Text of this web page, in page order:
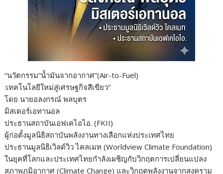
“นวัตกรรม”น้ำมันจากอากาศ”(Air-to-Fuel)
:เทคโนโลยีใหม่สู่เศรษฐกิจสีเขียว”
โดย นายอลงกรณ์ พลบุตร
มิสเตอร์เอทานอล
ประธานสถาบันเอฟเคไอไอ. (FKII)
ผู้ก่อตั้งมูลนิธิสถาบันพลังงานทางเลือกแห่งประเทศไทย
ประธานมูลนิธิเวิลด์วิว ไคลเมท (Worldview Climate Foundation)
ในยุคที่โลกและประเทศไทยกำลังเผชิญกับวิกฤตการเปลี่ยนแปลง
สภาพภูมิอากาศ (Climate Change) และวิกฤตพลังงานจากสงคราม